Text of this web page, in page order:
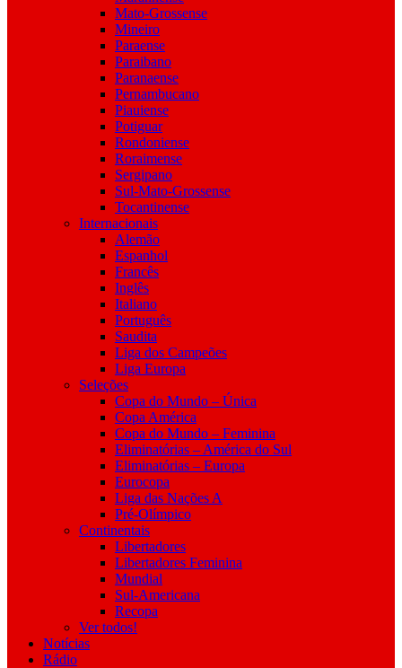
Mato-Grossense
Mineiro
Paraense
Paraibano
Paranaense
Pernambucano
Piauiense
Potiguar
Rondoniense
Roraimense
Sergipano
Sul-Mato-Grossense
Tocantinense
Internacionais
Alemão
Espanhol
Francês
Inglês
Italiano
Português
Saudita
Liga dos Campeões
Liga Europa
Seleções
Copa do Mundo – Única
Copa América
Copa do Mundo – Feminina
Eliminatórias – América do Sul
Eliminatórias – Europa
Eurocopa
Liga das Nações A
Pré-Olímpico
Continentais
Libertadores
Libertadores Feminina
Mundial
Sul-Americana
Recopa
Ver todos!
Notícias
Rádio